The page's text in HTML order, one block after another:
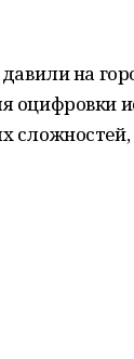
на
оцифровки